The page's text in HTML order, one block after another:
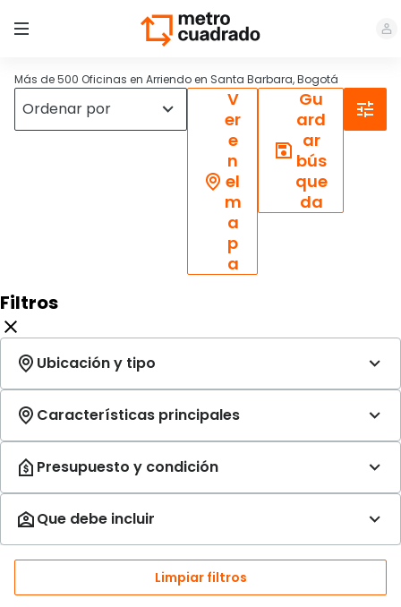
Más de 500 Oficinas en Arriendo en Santa Barbara, Bogotá
V
er
e
n
el
m
a
p
a
Gu
ard
ar
bús
que
da
Filtros
Limpiar filtros